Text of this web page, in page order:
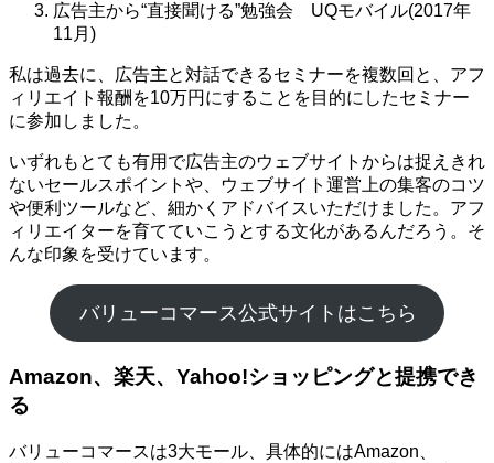
広告主から“直接聞ける”勉強会 UQモバイル(2017年
11月)
私は過去に、広告主と対話できるセミナーを複数回と、アフ
ィリエイト報酬を10万円にすることを目的にしたセミナー
に参加しました。
いずれもとても有用で広告主のウェブサイトからは捉えきれ
ないセールスポイントや、ウェブサイト運営上の集客のコツ
や便利ツールなど、細かくアドバイスいただけました。アフ
ィリエイターを育てていこうとする文化があるんだろう。そ
んな印象を受けています。
バリューコマース公式サイトはこちら
Amazon、楽天、Yahoo!ショッピングと提携でき
る
バリューコマースは3大モール、具体的にはAmazon、